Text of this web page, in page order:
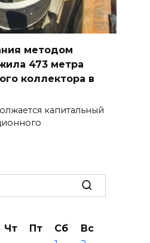
методом
473 метра
коллектора в
капитальный
Чт Пт Сб
Вс